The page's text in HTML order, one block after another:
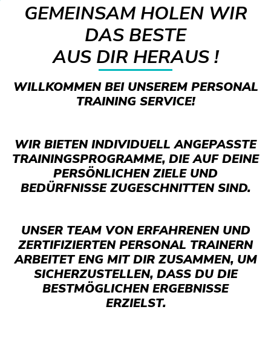
GEMEINSAM HOLEN WIR
DAS BESTE
AUS DIR HERAUS !
WILLKOMMEN BEI UNSEREM PERSONAL
TRAINING SERVICE!
WIR BIETEN INDIVIDUELL ANGEPASSTE
TRAININGSPROGRAMME, DIE AUF DEINE
PERSÖNLICHEN ZIELE UND
BEDÜRFNISSE ZUGESCHNITTEN SIND.
UNSER TEAM VON ERFAHRENEN UND
ZERTIFIZIERTEN PERSONAL TRAINERN
ARBEITET ENG MIT DIR ZUSAMMEN, UM
SICHERZUSTELLEN, DASS DU DIE
BESTMÖGLICHEN ERGEBNISSE
ERZIELST.